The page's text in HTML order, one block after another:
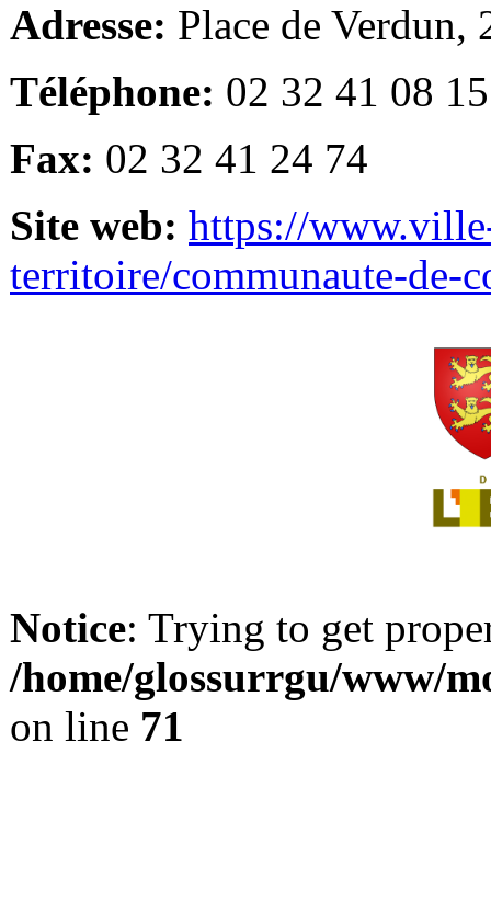
Adresse: Place de Verdun,
Téléphone: 02 32 41 08 15
Fax: 02 32 41 24 74
Site web: https://
territoire/communaute-de-
Notice: Trying to get
/home/glossurrgu/www/
on line 71